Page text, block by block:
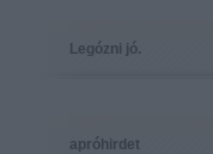
Legózni jó.
apróhirdet